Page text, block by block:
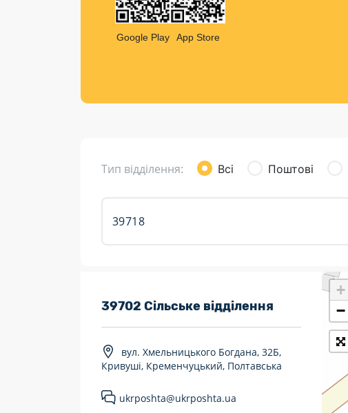
Листи та листівки
Кур’єрська доставка
Google Play App Store
Тип відділення: Всі Поштові
7 днів на тиждень
Працюють після 19:00
39702 Сільське відділення
вул. Хмельницького Богдана, 32Б,
Кривуші, Кременчуцький, Полтавська
ukrposhta@ukrposhta.ua
+
−